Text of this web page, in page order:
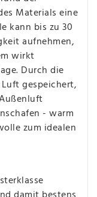
Materials eine
kann bis zu 30
aufnehmen,
wirkt
Durch die
gespeichert,
- warm
zum idealen